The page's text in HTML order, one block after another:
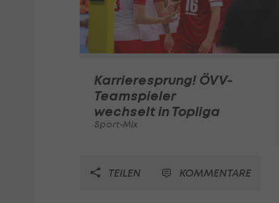
Karrieresprung! ÖVV-
Teamspieler
wechselt in Topliga
Sport-Mix
TEILEN KOMMENTARE